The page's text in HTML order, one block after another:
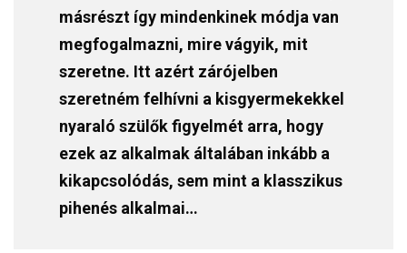
másrészt így mindenkinek módja van
megfogalmazni, mire vágyik, mit
szeretne. Itt azért zárójelben
szeretném felhívni a kisgyermekekkel
nyaraló szülők figyelmét arra, hogy
ezek az alkalmak általában inkább a
kikapcsolódás, sem mint a klasszikus
pihenés alkalmai…